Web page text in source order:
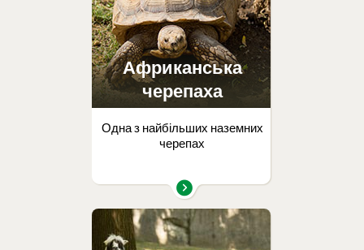
Африканська
черепаха
Одна з найбільших наземних
черепах